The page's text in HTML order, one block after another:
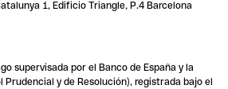
1, Edificio Triangle, P.4 Barcelona
supervisada por el Banco de España y la
Prudencial y de Resolución), registrada bajo el